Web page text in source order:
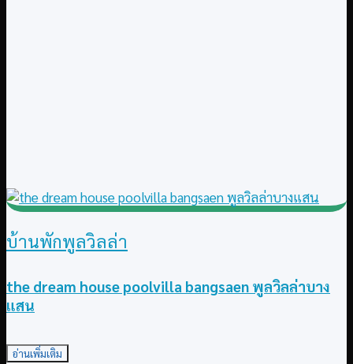
บ้านพักพูลวิลล่า
the dream house poolvilla bangsaen พูลวิลล่าบาง
แสน
อ่านเพิ่มเติม